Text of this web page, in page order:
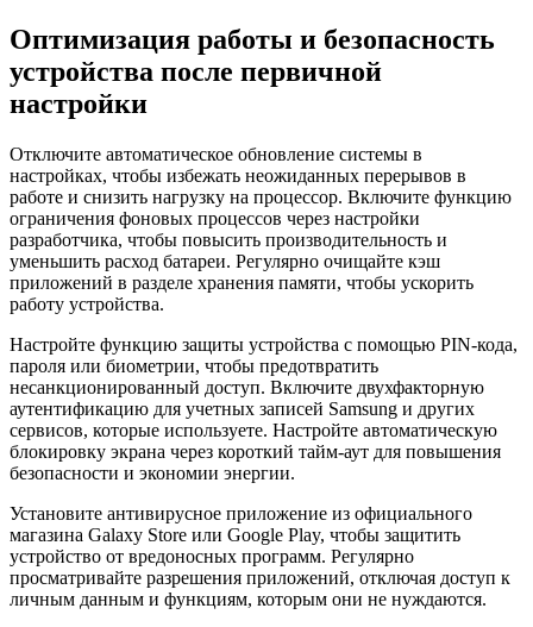
Оптимизация работы и безопасность
устройства после первичной
настройки
Отключите автоматическое обновление системы в
настройках, чтобы избежать неожиданных перерывов в
работе и снизить нагрузку на процессор. Включите функцию
ограничения фоновых процессов через настройки
разработчика, чтобы повысить производительность и
уменьшить расход батареи. Регулярно очищайте кэш
приложений в разделе хранения памяти, чтобы ускорить
работу устройства.
Настройте функцию защиты устройства с помощью PIN-кода,
пароля или биометрии, чтобы предотвратить
несанкционированный доступ. Включите двухфакторную
аутентификацию для учетных записей Samsung и других
сервисов, которые используете. Настройте автоматическую
блокировку экрана через короткий тайм-аут для повышения
безопасности и экономии энергии.
Установите антивирусное приложение из официального
магазина Galaxy Store или Google Play, чтобы защитить
устройство от вредоносных программ. Регулярно
просматривайте разрешения приложений, отключая доступ к
личным данным и функциям, которым они не нуждаются.